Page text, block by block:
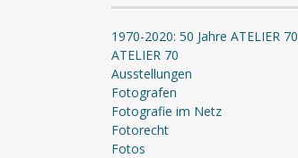
1970-2020: 50 Jahre ATELIER 70
ATELIER 70
Ausstellungen
Fotografen
Fotografie im Netz
Fotorecht
Fotos